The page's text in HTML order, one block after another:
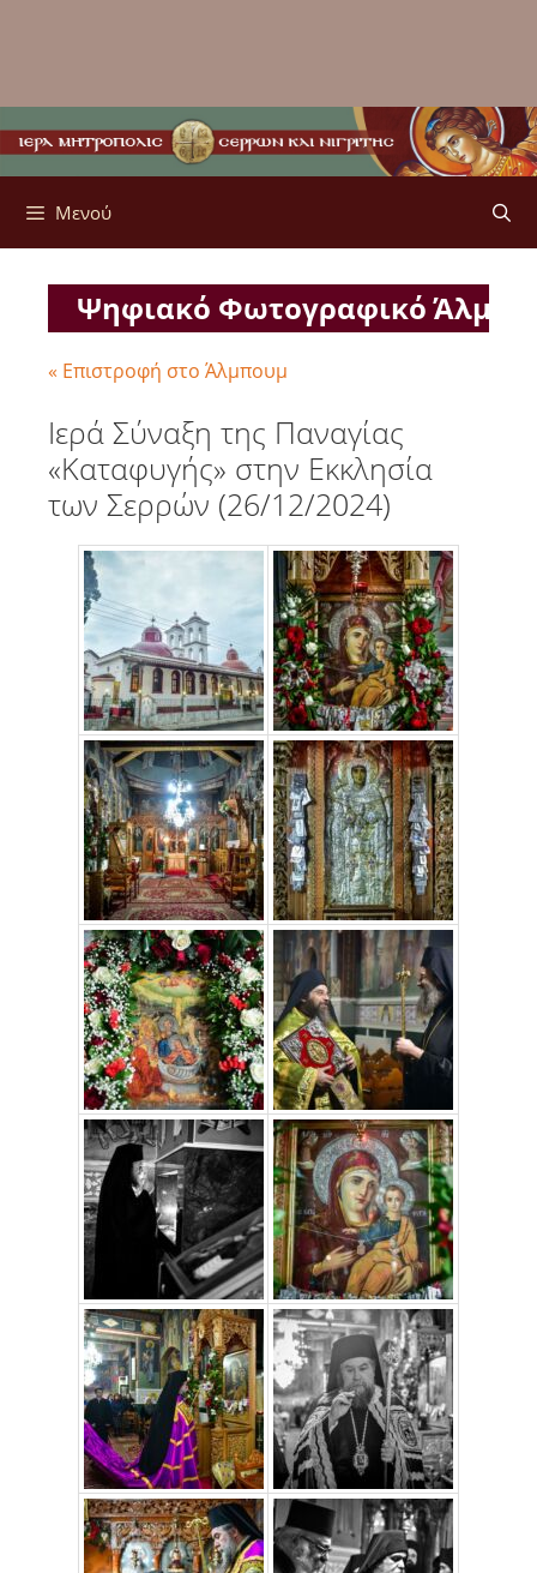
Μενού
Ψηφιακό Φωτογραφικό
« Επιστροφή στο Άλμπουμ
Ιερά Σύναξη της Παναγίας
«Καταφυγής» στην Εκκλησία
των Σερρών (26/12/2024)